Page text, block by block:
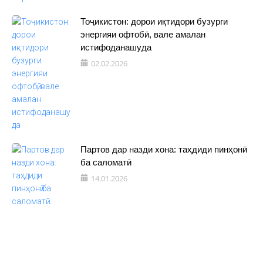
Тоҷикистон: дорои иқтидори бузурги
энергияи офтобӣ, вале амалан
истифоданашуда
02.02.2026
Партов дар назди хона: таҳдиди пинҳонӣ
ба саломатӣ
14.01.2026